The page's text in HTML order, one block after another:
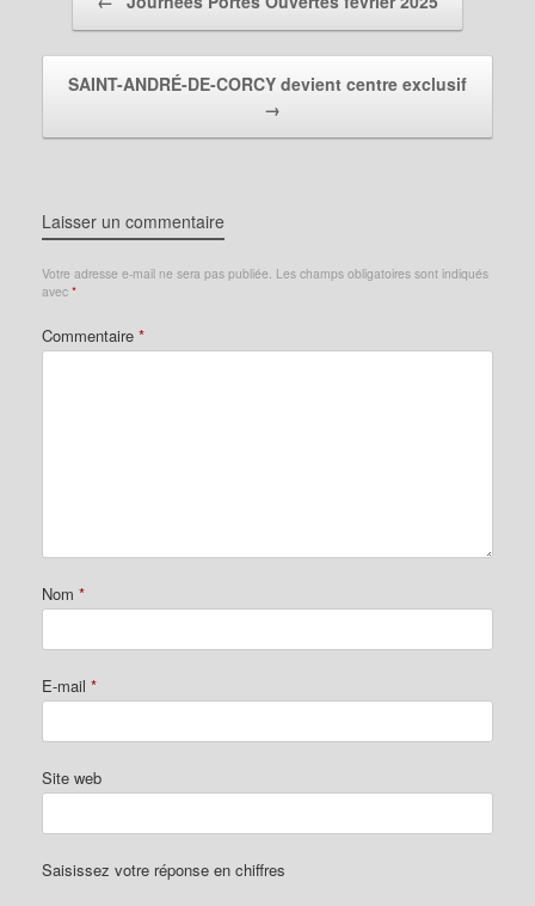
SAINT-ANDRÉ-DE-CORCY devient centre exclusif
→
Laisser un commentaire
Votre adresse e-mail ne sera pas publiée. Les champs obligatoires sont indiqués
avec *
Commentaire *
Nom *
E-mail *
Site web
Saisissez votre réponse en chiffres